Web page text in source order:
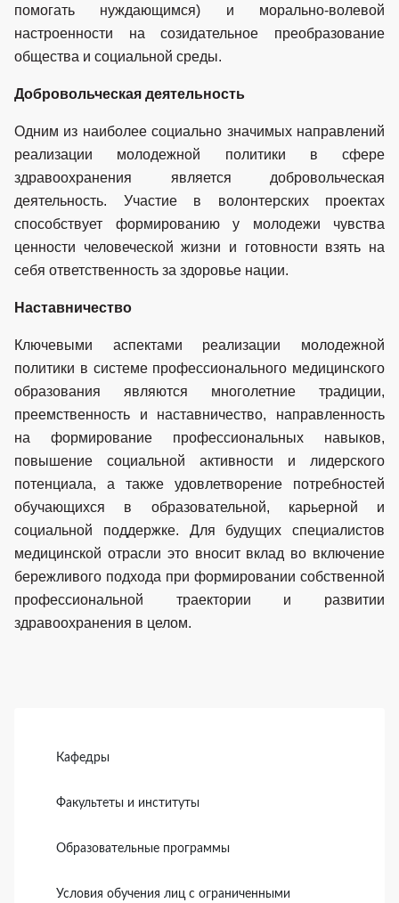
помогать нуждающимся) и морально-волевой
настроенности на созидательное преобразование
общества и социальной среды.
Добровольческая деятельность
Одним из наиболее социально значимых направлений
реализации молодежной политики в сфере
здравоохранения является добровольческая
деятельность. Участие в волонтерских проектах
способствует формированию у молодежи чувства
ценности человеческой жизни и готовности взять на
себя ответственность за здоровье нации.
Наставничество
Ключевыми аспектами реализации молодежной
политики в системе профессионального медицинского
образования являются многолетние традиции,
преемственность и наставничество, направленность
на формирование профессиональных навыков,
повышение социальной активности и лидерского
потенциала, а также удовлетворение потребностей
обучающихся в образовательной, карьерной и
социальной поддержке. Для будущих специалистов
медицинской отрасли это вносит вклад во включение
бережливого подхода при формировании собственной
профессиональной траектории и развитии
здравоохранения в целом.
Кафедры
Факультеты и институты
Образовательные программы
Условия обучения лиц с ограниченными